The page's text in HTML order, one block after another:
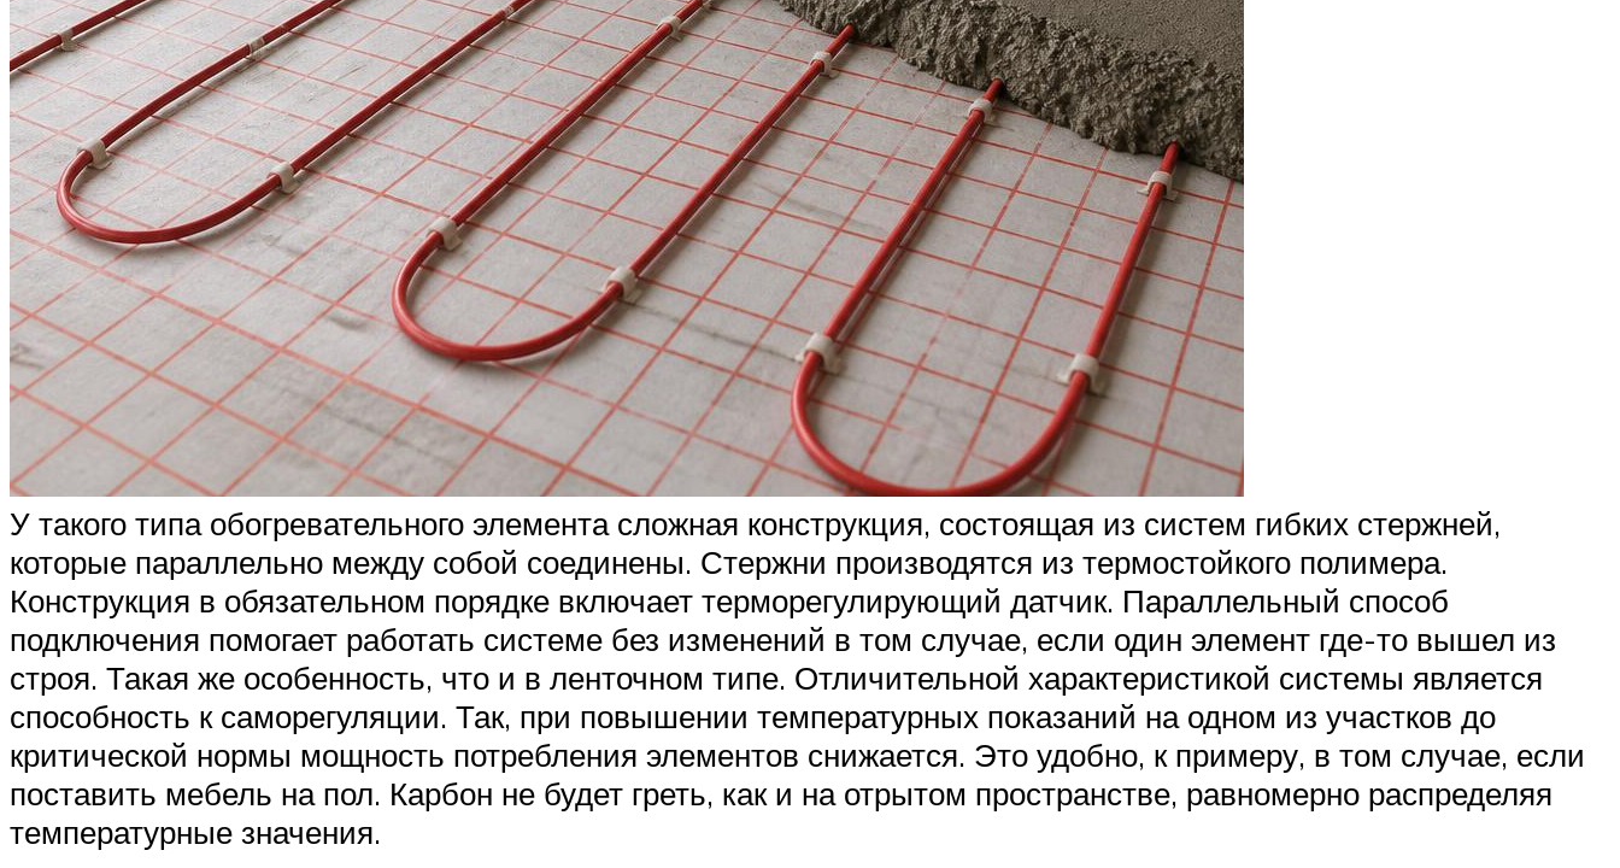
У такого типа обогревательного элемента сложная конструкция, состоящая из систем гибких стержней,
которые параллельно между собой соединены. Стержни производятся из термостойкого полимера.
Конструкция в обязательном порядке включает терморегулирующий датчик. Параллельный способ
подключения помогает работать системе без изменений в том случае, если один элемент где-то вышел из
строя. Такая же особенность, что и в ленточном типе. Отличительной характеристикой системы является
способность к саморегуляции. Так, при повышении температурных показаний на одном из участков до
критической нормы мощность потребления элементов снижается. Это удобно, к примеру, в том случае, если
поставить мебель на пол. Карбон не будет греть, как и на отрытом пространстве, равномерно распределяя
температурные значения.